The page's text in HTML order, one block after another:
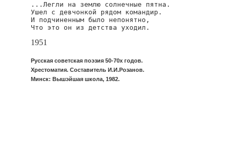
...Легли на землю солнечные пятна.
Ушел с девчонкой рядом командир.
И подчиненным было непонятно,
Что это он из детства уходил.
1951
Русская советская поэзия 50-70х годов.
Хрестоматия. Составитель И.И.Розанов.
Минск: Вышэйшая школа, 1982.